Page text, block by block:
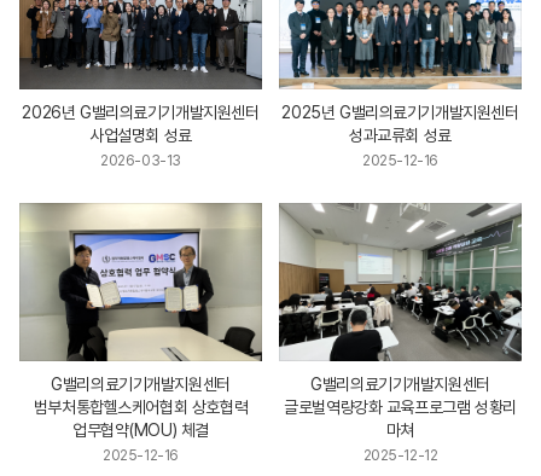
2026년 G밸리의료기기개발지원센터
사업설명회 성료
2026-03-13
2025년 G밸리의료기기개발지원센터
성과교류회 성료
2025-12-16
G밸리의료기기개발지원센터
범부처통합헬스케어협회 상호협력
업무협약(MOU) 체결
2025-12-16
G밸리의료기기개발지원센터
글로벌역량강화 교육프로그램 성황리
마쳐
2025-12-12